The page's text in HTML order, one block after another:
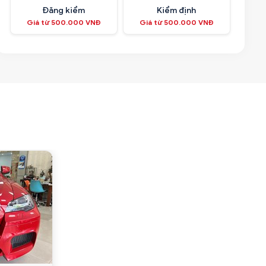
Đăng kiểm
Giá từ 500.000 VNĐ
Kiểm định
Giá từ 500.000 VNĐ